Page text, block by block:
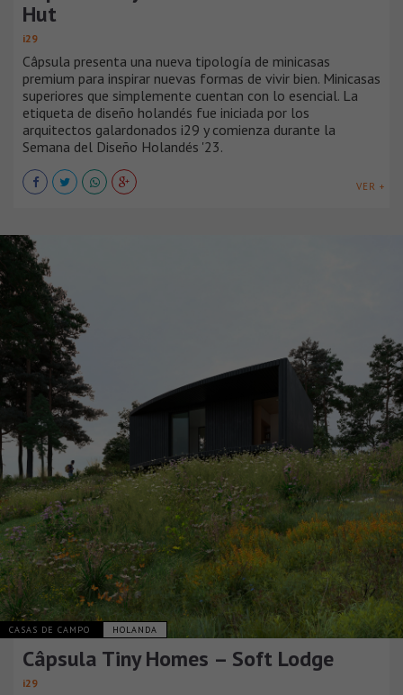
Hut
i29
Câpsula presenta una nueva tipología de minicasas
premium para inspirar nuevas formas de vivir bien. Minicasas
superiores que simplemente cuentan con lo esencial. La
etiqueta de diseño holandés fue iniciada por los
arquitectos galardonados i29 y comienza durante la
Semana del Diseño Holandés '23.
VER +
CASAS DE CAMPO HOLANDA
Câpsula Tiny Homes – Soft Lodge
i29